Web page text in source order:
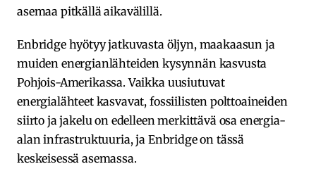
asemaa pitkällä aikavälillä.
Enbridge hyötyy jatkuvasta öljyn, maakaasun ja
muiden energianlähteiden kysynnän kasvusta
Pohjois-Amerikassa. Vaikka uusiutuvat
energialähteet kasvavat, fossiilisten polttoaineiden
siirto ja jakelu on edelleen merkittävä osa energia-
alan infrastruktuuria, ja Enbridge on tässä
keskeisessä asemassa.